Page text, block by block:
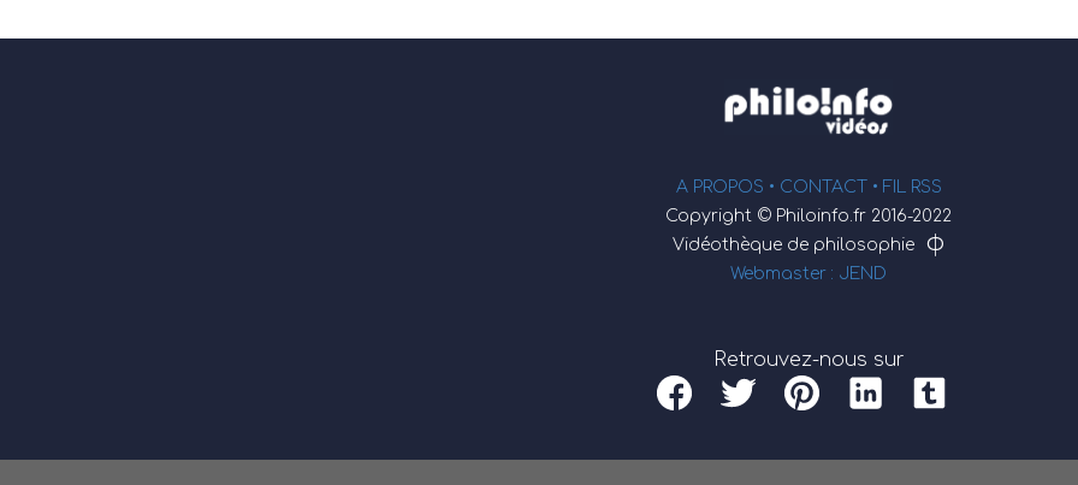
A PROPOS • CONTACT • FIL RSS
Copyright © Philoinfo.fr 2016-2022
Vidéothèque de philosophie
φ
Webmaster : JEND
Retrouvez-nous sur